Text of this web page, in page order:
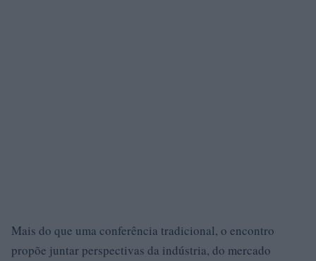
Mais do que uma conferência tradicional, o encontro
propõe juntar perspectivas da indústria, do mercado